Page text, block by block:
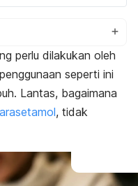
perlu dilakukan oleh
seperti ini
Lantas, bagaimana
, tidak